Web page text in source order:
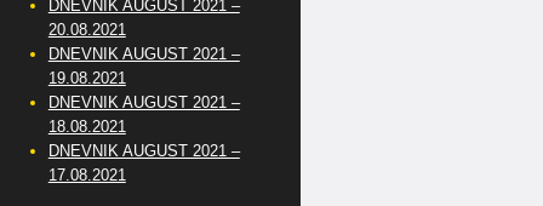
DNEVNIK AUGUST 2021 –
20.08.2021
DNEVNIK AUGUST 2021 –
19.08.2021
DNEVNIK AUGUST 2021 –
18.08.2021
DNEVNIK AUGUST 2021 –
17.08.2021